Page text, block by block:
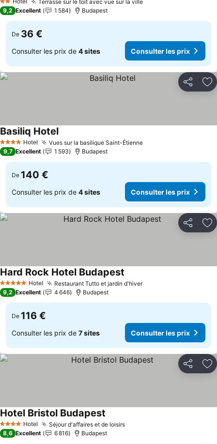
2 Étoiles Terrasse sur le toit avec vue sur la villeConsulter les prix
9,2 Excellent 1 584 Budapest
De 36 €
Consulter les prix de 4 sites Consulter les prix
Partager
4 Étoiles Hotel Vues sur la basilique Saint-ÉtienneConsulter les prix
Basiliq HotelConsulter les prix
9,7 Excellent 1 593 Budapest
De 140 €
Consulter les prix de 4 sites Consulter les prix
Partager
5 Étoiles Hotel Restaurant Tutto et jardin d'hiverConsulter les prix
Hard Rock Hotel Budapest
9,2 Excellent 4 646 Budapest
De 116 €
Consulter les prix de 7 sites Consulter les prix
Partager
4 Étoiles Hotel Séjour d'affaires et de loisirsConsulter les prix
Hotel Bristol Budapest
8,6 Excellent 6 816 Budapest